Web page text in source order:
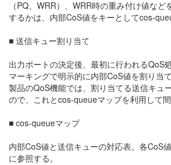
（PQ、WRR）、WRR時の重み付け値な
するかは、内部CoS値をキーとしてcos-
■ 送信キュー割り当て
出力ポートの決定後、最初に行われるQoS
マーキングで明示的に内部CoS値を割り当
製品のQoS機能では、割り当てる送信キュ
ので、これとcos-queueマップを利用して
■ cos-queueマップ
内部CoS値と送信キューの対応表。各CoS
に参照する。